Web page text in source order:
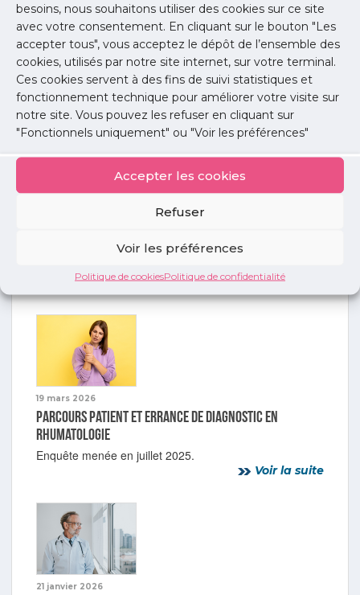
besoins, nous souhaitons utiliser des cookies sur ce site
avec votre consentement. En cliquant sur le bouton "Les
accepter tous", vous acceptez le dépôt de l’ensemble des
cookies, utilisés par notre site internet, sur votre terminal.
Ces cookies servent à des fins de suivi statistiques et
fonctionnement technique pour améliorer votre visite sur
notre site. Vous pouvez les refuser en cliquant sur
"Fonctionnels uniquement" ou "Voir les préférences"
Accepter les cookies
Refuser
Voir les préférences
Politique de cookiesPolitique de confidentialité
Toutes les études / enquêtes
précédentes
1 juin 2026
Accès aux spécialistes en Ile-de-France : enquête
98% des généralistes confrontés à des difficultés
Voir la suite
19 mars 2026
Parcours patient et errance de diagnostic en
rhumatologie
Enquête menée en juillet 2025.
Voir la suite
21 janvier 2026